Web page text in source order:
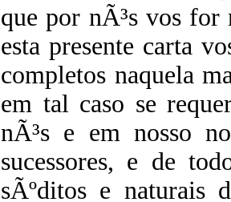
que por nÃ³s vos for
esta presente carta
completos naquela
em tal caso se
nÃ³s e em nosso
sucessores, e de
sÃºditos e naturais